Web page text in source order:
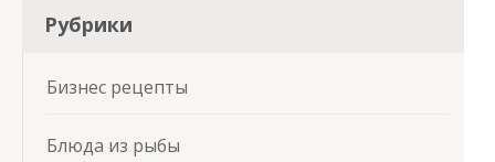
Рубрики
Бизнес рецепты
Блюда из рыбы